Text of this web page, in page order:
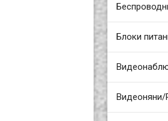
Блоки
Видеоняни/